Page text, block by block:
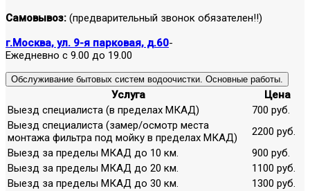
Самовывоз: (предварительный звонок обязателен!!)
г.Москва, ул. 9-я парковая, д.60-
Ежедневно с 9.00 до 19.00
Обслуживание бытовых систем водоочистки. Основные работы.
Услуга
Цена
Выезд специалиста (в пределах МКАД)
700 руб.
Выезд специалиста (замер/осмотр места
монтажа фильтра под мойку в пределах МКАД)
2200 руб.
Выезд за пределы МКАД до 10 км.
900 руб.
Выезд за пределы МКАД до 20 км.
1100 руб.
Выезд за пределы МКАД до 30 км.
1300 руб.